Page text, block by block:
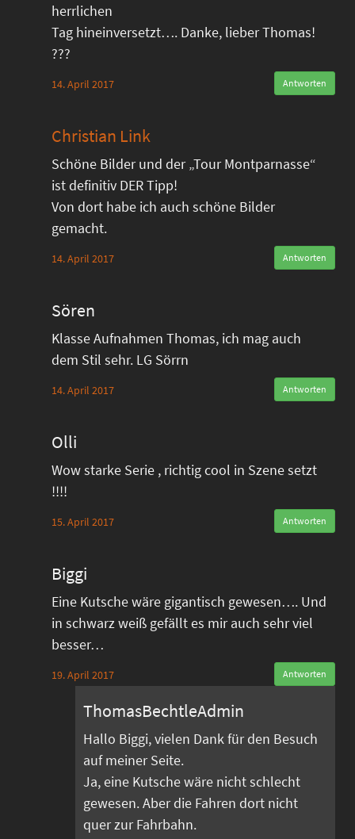
herrlichen
Tag hineinversetzt…. Danke, lieber Thomas!
???
14. April 2017 Antworten
Christian Link
Schöne Bilder und der „Tour Montparnasse“
ist definitiv DER Tipp!
Von dort habe ich auch schöne Bilder
gemacht.
14. April 2017 Antworten
Sören
Klasse Aufnahmen Thomas, ich mag auch
dem Stil sehr. LG Sörrn
14. April 2017 Antworten
Olli
Wow starke Serie , richtig cool in Szene setzt
!!!!
15. April 2017 Antworten
Biggi
Eine Kutsche wäre gigantisch gewesen…. Und
in schwarz weiß gefällt es mir auch sehr viel
besser…
19. April 2017 Antworten
ThomasBechtleAdmin
Hallo Biggi, vielen Dank für den Besuch
auf meiner Seite.
Ja, eine Kutsche wäre nicht schlecht
gewesen. Aber die Fahren dort nicht
quer zur Fahrbahn.